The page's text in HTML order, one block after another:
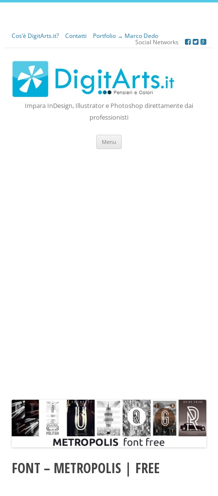
Cos’è DigitArts.it? Contatti
Portfolio → Marco Dedo
Social Networks
Impara InDesign, Illustrator e Photoshop direttamente dai
professionisti
Menu
FONT – METROPOLIS | FREE